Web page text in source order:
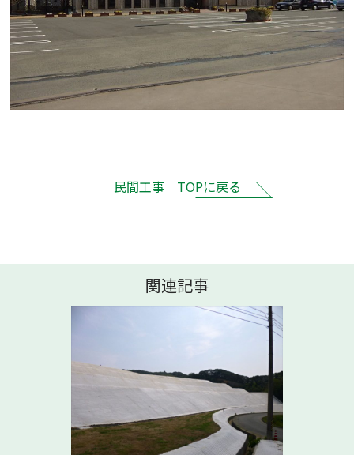
民間工事 TOPに戻る
関連記事